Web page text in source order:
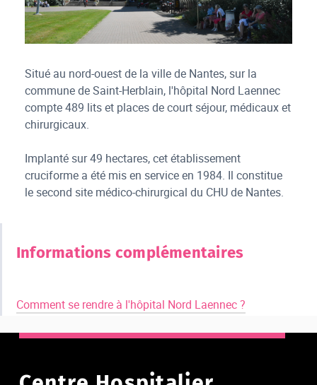
Situé au nord-ouest de la ville de Nantes, sur la
commune de Saint-Herblain, l'hôpital Nord Laennec
compte 489 lits et places de court séjour, médicaux et
chirurgicaux.
Implanté sur 49 hectares, cet établissement
cruciforme a été mis en service en 1984. Il constitue
le second site médico-chirurgical du CHU de Nantes.
Informations complémentaires
Comment se rendre à l'hôpital Nord Laennec ?